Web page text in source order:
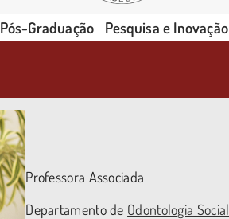
Pós-Graduação Pesquisa e Inovação
Professora Associada
Departamento de Odontologia Social